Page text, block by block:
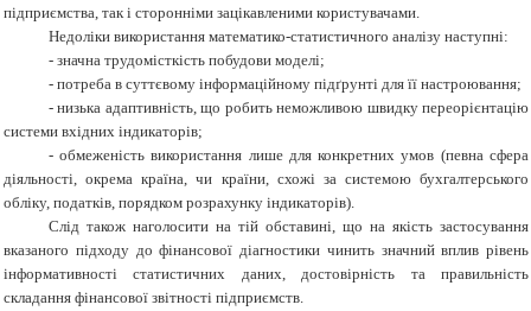
підприємства, так і сторонніми зацікавленими користувачами.
Недоліки використання математико-статистичного аналізу наступні:
- значна трудомісткість побудови моделі;
- потреба в суттєвому інформаційному підґрунті для її настроювання;
- низька адаптивність, що робить неможливою швидку переорієнтацію
системи вхідних індикаторів;
- обмеженість використання лише для конкретних умов (певна сфера
діяльності, окрема країна, чи країни, схожі за системою бухгалтерського
обліку, податків, порядком розрахунку індикаторів).
Слід також наголосити на тій обставині, що на якість застосування
вказаного підходу до фінансової діагностики чинить значний вплив рівень
інформативності статистичних даних, достовірність та правильність
складання фінансової звітності підприємств.